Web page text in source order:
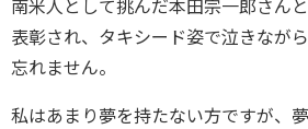
南米人として挑んだ本田宗一郎さん
表彰され、タキシード姿で泣きなが
忘れません。
私はあまり夢を持たない方ですが、